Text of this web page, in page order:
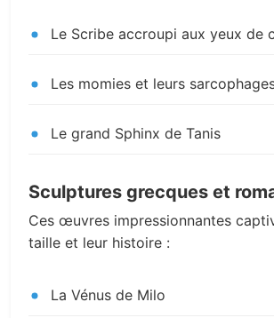
Le Scribe accroupi aux yeux de
Les momies et leurs
Le grand Sphinx de Tanis
Sculptures grecques et
Ces œuvres impressionnantes
taille et leur histoire :
La Vénus de Milo